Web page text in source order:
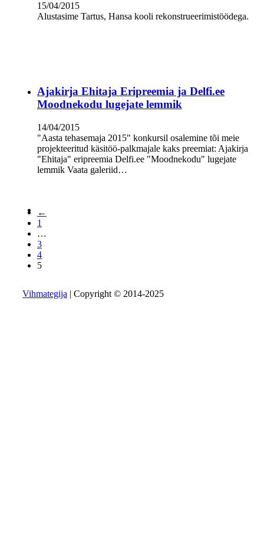
15/04/2015
Alustasime Tartus, Hansa kooli rekonstrueerimistöödega.
Ajakirja Ehitaja Eripreemia ja Delfi.ee
Moodnekodu lugejate lemmik
14/04/2015
"Aasta tehasemaja 2015" konkursil osalemine tõi meie
projekteeritud käsitöö-palkmajale kaks preemiat: Ajakirja
"Ehitaja" eripreemia Delfi.ee "Moodnekodu" lugejate
lemmik Vaata galeriid…
←
1
…
3
4
5
Vihmategija | Copyright © 2014-2025